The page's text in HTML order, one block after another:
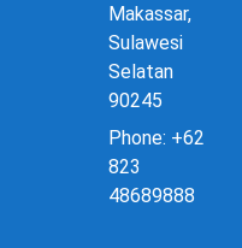
Makassar,
Sulawesi
Selatan
90245
Phone: +62
823
48689888